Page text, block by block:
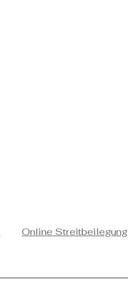
Online Streitbeilegung